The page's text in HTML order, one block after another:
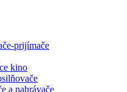
prijímače
kino
a nahrávače